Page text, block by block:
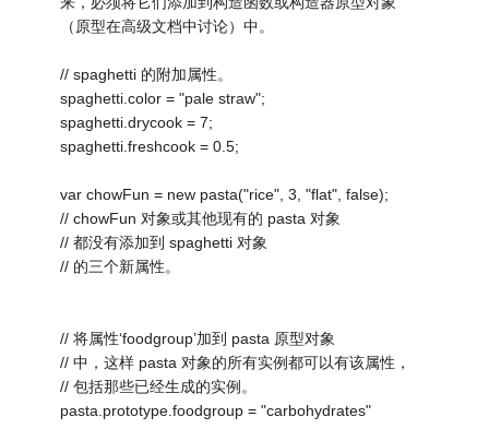
（原型在高级文档中讨论）中。
// spaghetti 的附加属性。
spaghetti.color = "pale straw";
spaghetti.drycook = 7;
spaghetti.freshcook = 0.5;
var chowFun = new pasta("rice", 3, "flat", false);
// chowFun 对象或其他现有的 pasta 对象
// 都没有添加到 spaghetti 对象
// 的三个新属性。
// 将属性‘foodgroup’加到 pasta 原型对象
// 中，这样 pasta 对象的所有实例都可以有该属性，
// 包括那些已经生成的实例。
pasta.prototype.foodgroup = "carbohydrates"